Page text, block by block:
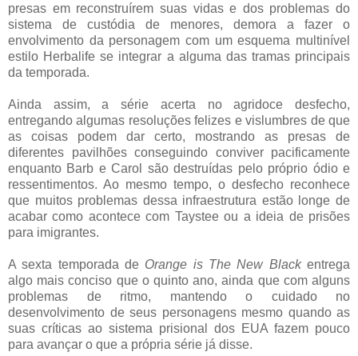
presas em reconstruírem suas vidas e dos problemas do
sistema de custódia de menores, demora a fazer o
envolvimento da personagem com um esquema multinível
estilo Herbalife se integrar a alguma das tramas principais
da temporada.
Ainda assim, a série acerta no agridoce desfecho,
entregando algumas resoluções felizes e vislumbres de que
as coisas podem dar certo, mostrando as presas de
diferentes pavilhões conseguindo conviver pacificamente
enquanto Barb e Carol são destruídas pelo próprio ódio e
ressentimentos. Ao mesmo tempo, o desfecho reconhece
que muitos problemas dessa infraestrutura estão longe de
acabar como acontece com Taystee ou a ideia de prisões
para imigrantes.
A sexta temporada de Orange is The New Blackentrega
algo mais conciso que o quinto ano, ainda que com alguns
problemas de ritmo, mantendo o cuidado no
desenvolvimento de seus personagens mesmo quando as
suas críticas ao sistema prisional dos EUA fazem pouco
para avançar o que a própria série já disse.